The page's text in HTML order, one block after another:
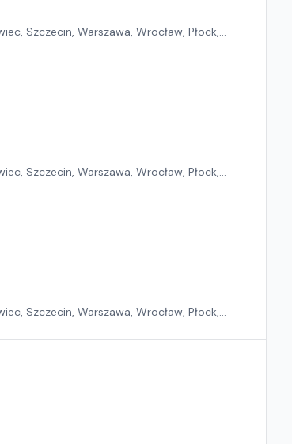
Szczecin, Warszawa, Wrocław, Płock,
Szczecin, Warszawa, Wrocław, Płock,
Szczecin, Warszawa, Wrocław, Płock,